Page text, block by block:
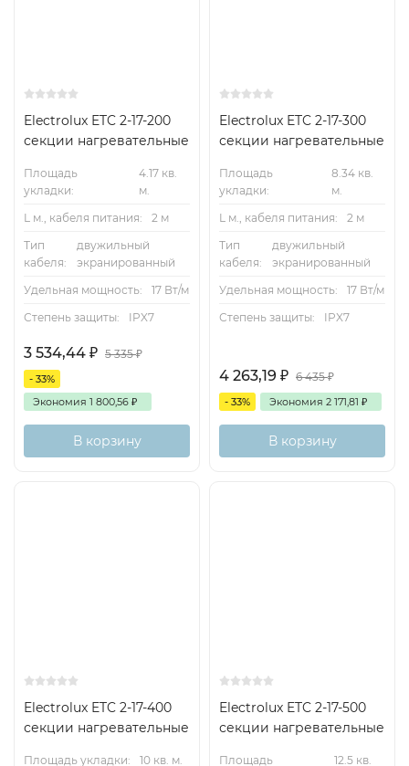
Electrolux ETC 2-17-200
секции нагревательные
Площадь
укладки:
4.17 кв.
м.
L м., кабеля питания:
2 м
Тип
кабеля:
двужильный
экранированный
Удельная мощность:
17 Вт/м
Степень защиты:
IPX7
3 534,44 ₽ 5 335₽
- 33%
Экономия 1 800,56 ₽
В корзину
Electrolux ETC 2-17-300
секции нагревательные
Площадь
укладки:
8.34 кв.
м.
L м., кабеля питания:
2 м
Тип
кабеля:
двужильный
экранированный
Удельная мощность:
17 Вт/м
Степень защиты:
IPX7
4 263,19 ₽ 6 435₽
- 33% Экономия 2 171,81 ₽
В корзину
Electrolux ETC 2-17-400
секции нагревательные
Площадь укладки: 10 кв. м.
Electrolux ETC 2-17-500
секции нагревательные
Площадь 12.5 кв.